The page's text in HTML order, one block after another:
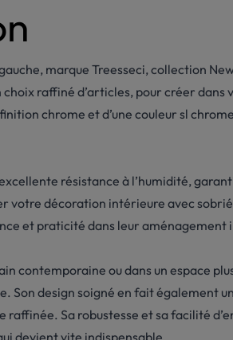
marque Treesseci, collection
raffiné d’articles, pour créer dans
chrome et d’une couleur sl
résistance à l’humidité,
votre décoration intérieure avec
et praticité dans leur
contemporaine ou dans un espace
Son design soigné en fait également
raffinée. Sa robustesse et sa facilité
devient vite indispensable.